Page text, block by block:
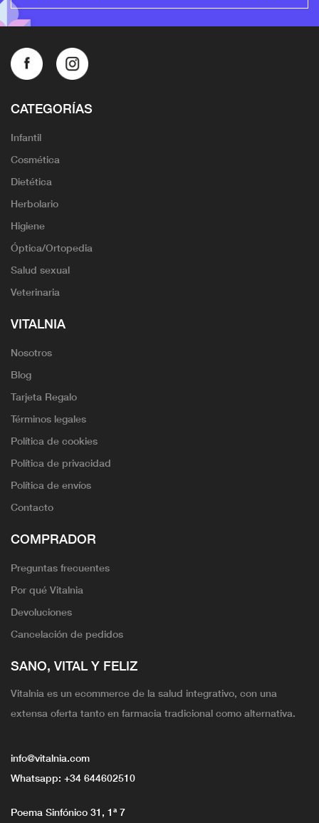
CATEGORÍAS
Infantil
Cosmética
Dietética
Herbolario
Higiene
Óptica/Ortopedia
Salud sexual
Veterinaria
VITALNIA
Nosotros
Blog
Tarjeta Regalo
Términos legales
Política de cookies
Política de privacidad
Política de envíos
Contacto
COMPRADOR
Preguntas frecuentes
Por qué Vitalnia
Devoluciones
Cancelación de pedidos
SANO, VITAL Y FELIZ
Vitalnia es un ecommerce de la salud integrativo, con una
extensa oferta tanto en farmacia tradicional como alternativa.
info@vitalnia.com
Whatsapp: +34 644602510
Poema Sinfónico 31, 1ª 7